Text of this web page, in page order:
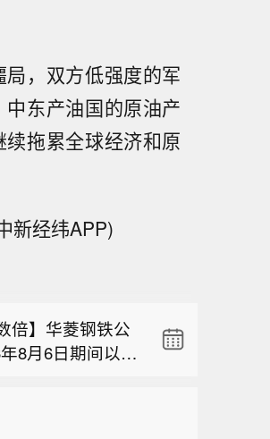
，双方低强度的军
东产油国的原油产
拖累全球经济和原
新经纬APP)
控人未变】毕
，戴龙直
动人，股份数量
制人仍为二
】永臻股份公
7月27日起12个
未能在规定期
倍】华菱钢铁公
8月6日期间以集